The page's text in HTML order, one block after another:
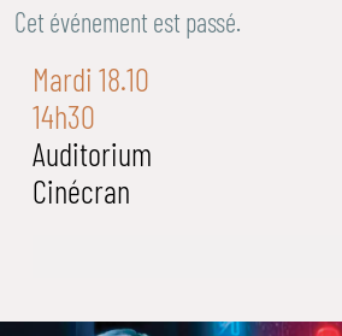
Cet événement est passé.
Mardi 18.10
14h30
Auditorium
Cinécran